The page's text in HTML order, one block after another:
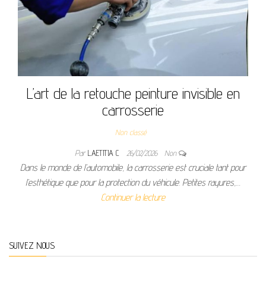
L’art de la retouche peinture invisible en
carrosserie
Non classé
ParLAETITIA C 26/02/2026 Non
Dans le monde de l’automobile, la carrosserie est cruciale tant pour
l’esthétique que pour la protection du véhicule. Petites rayures,…
Continuer la lecture
SUIVEZ NOUS